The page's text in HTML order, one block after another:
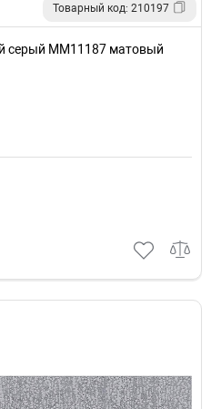
Товарный код: 210197
серый ММ11187 матовый